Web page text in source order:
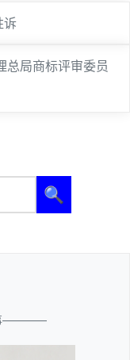
诉
总局商标评审委员
🔍
————